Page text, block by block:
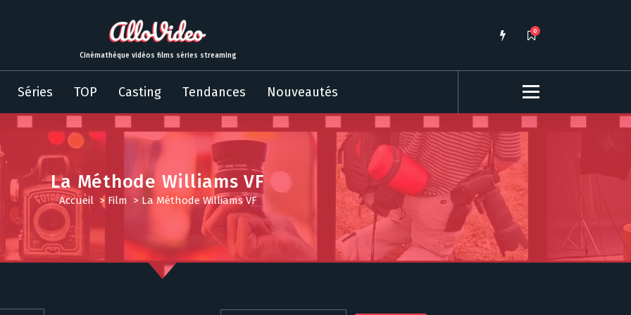
Cinémathèque vidéos films séries streaming
0
Séries TOP Casting Tendances Nouveautés
La Méthode Williams VF
Accueil > Film > La Méthode Williams VF